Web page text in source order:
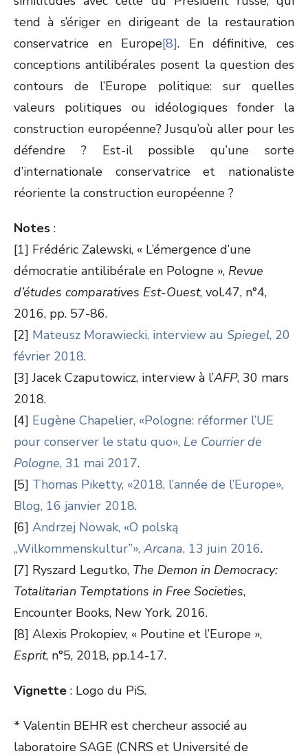
tend à s’ériger en dirigeant de la restauration
conservatrice en Europe[8]. En définitive, ces
conceptions antilibérales posent la question des
contours de l’Europe politique: sur quelles
valeurs politiques ou idéologiques fonder la
construction européenne? Jusqu’où aller pour les
défendre ? Est-il possible qu’une sorte
d’internationale conservatrice et nationaliste
réoriente la construction européenne ?
Notes :
[1] Frédéric Zalewski, « L’émergence d’une
démocratie antilibérale en Pologne », Revue
d’études comparatives Est-Ouest, vol.47, n°4,
2016, pp. 57-86.
[2] Mateusz Morawiecki, interview au Spiegel, 20
février 2018.
[3] Jacek Czaputowicz, interview à l’AFP, 30 mars
2018.
[4] Eugène Chapelier, «Pologne: réformer l’UE
pour conserver le statu quo», Le Courrier de
Pologne, 31 mai 2017.
[5] Thomas Piketty, «2018, l’année de l’Europe»,
Blog, 16 janvier 2018.
[6] Andrzej Nowak, «O polską
„Wilkommenskultur”», Arcana, 13 juin 2016.
[7] Ryszard Legutko, The Demon in Democracy:
Totalitarian Temptations in Free Societies,
Encounter Books, New York, 2016.
[8] Alexis Prokopiev, « Poutine et l’Europe »,
Esprit, n°5, 2018, pp.14-17.
Vignette : Logo du PiS.
* Valentin BEHR est chercheur associé au
laboratoire SAGE (CNRS et Université de